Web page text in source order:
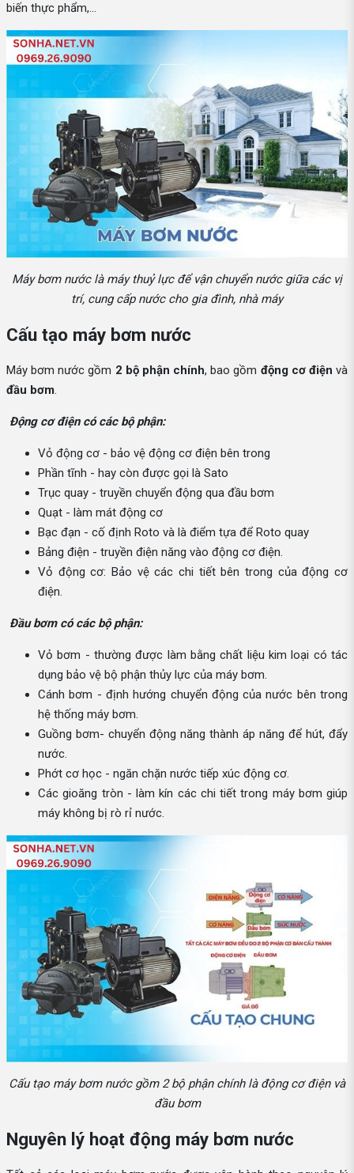
biến thực phẩm,...
Máy bơm nước là máy thuỷ lực để vận chuyển nước giữa các vị
trí, cung cấp nước cho gia đình, nhà máy
Cấu tạo máy bơm nước
Máy bơm nước gồm 2 bộ phận chính, bao gồm động cơ điện và
đầu bơm
Động cơ điện có các bộ phận:
Vỏ động cơ - bảo vệ động cơ điện bên trong
Phần tĩnh - hay còn được gọi là Sato
Trục quay - truyền chuyển động qua đầu bơm
Quạt - làm mát động cơ
Bạc đạn - cố định Roto và là điểm tựa để Roto quay
Bảng điện - truyền điện năng vào động cơ điện.
Vỏ động cơ: Bảo vệ các chi tiết bên trong của động cơ
điện.
Đầu bơm có các bộ phận:
Vỏ bơm - thường được làm bằng chất liệu kim loại có tác
dụng bảo vệ bộ phận thủy lực của máy bơm.
Cánh bơm - định hướng chuyển động của nước bên trong
hệ thống máy bơm.
Guồng bơm- chuyển động năng thành áp năng để hút, đẩy
nước.
Phớt cơ học - ngăn chặn nước tiếp xúc động cơ.
Các gioăng tròn - làm kín các chi tiết trong máy bơm giúp
máy không bị rò rỉ nước.
Cấu tạo máy bơm nước gồm 2 bộ phận chính là động cơ điện và
đầu bơm
Nguyên lý hoạt động máy bơm nước